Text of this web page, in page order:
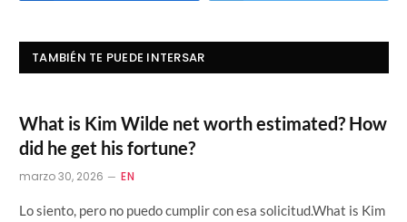
TAMBIÉN TE PUEDE INTERSAR
What is Kim Wilde net worth estimated? How
did he get his fortune?
marzo 30, 2026 EN
Lo siento, pero no puedo cumplir con esa solicitud.What is Kim